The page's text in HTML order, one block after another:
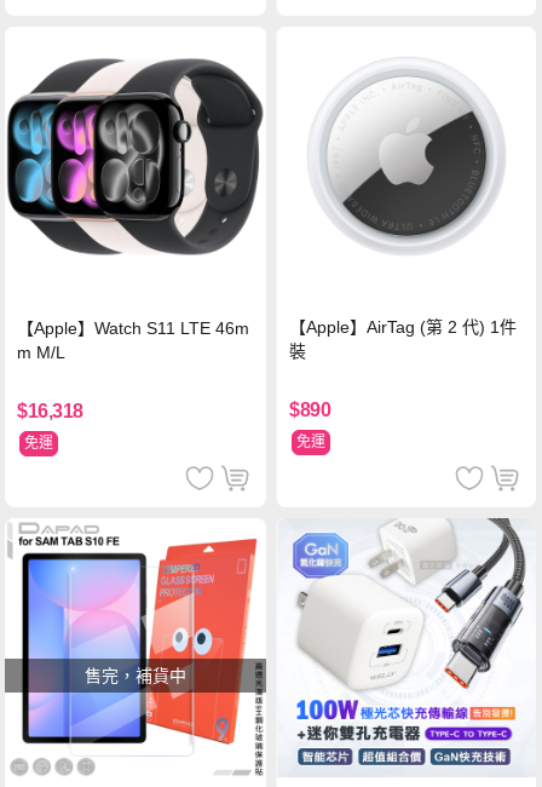
【Apple】Watch S11 LTE 46m
m M/L
$16,318
免運
【Apple】AirTag (第 2 代) 1件
裝
$890
免運
售完，補貨中